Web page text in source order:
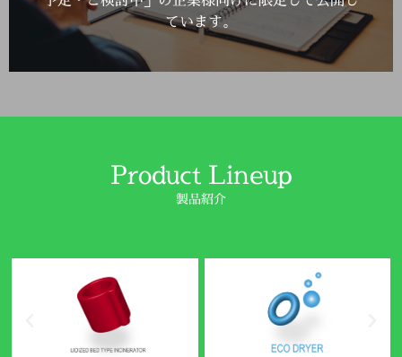
ています。
Product Lineup
製品紹介